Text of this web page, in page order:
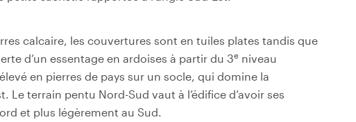
calcaire, les couvertures sont en tuiles plates tandis que
d’un essentage en ardoises à partir du 3e niveau
en pierres de pays sur un socle, qui domine la
Le terrain pentu Nord-Sud vaut à l’édifice d’avoir ses
et plus légèrement au Sud.